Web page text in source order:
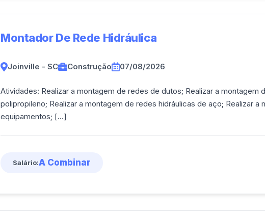
Montador De Rede Hidráulica
Joinville - SC Construção 07/08/2026
Atividades: Realizar a montagem de redes de dutos; Realizar a montagem
polipropileno; Realizar a montagem de redes hidráulicas de aço; Realizar a
equipamentos; [...]
Salário:A Combinar